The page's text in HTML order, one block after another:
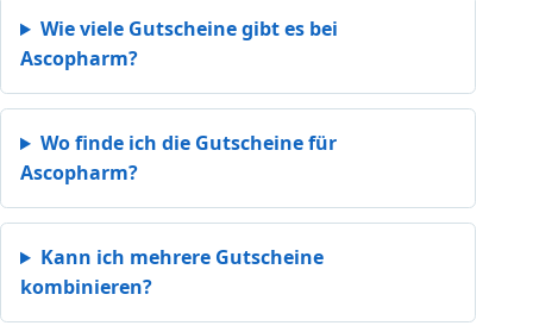
Wie viele Gutscheine gibt es bei
Ascopharm?
Wo finde ich die Gutscheine für
Ascopharm?
Kann ich mehrere Gutscheine
kombinieren?